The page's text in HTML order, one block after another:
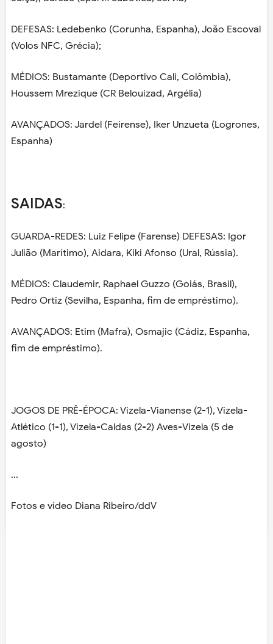
DEFESAS: Ledebenko (Corunha, Espanha), João Escoval
(Volos NFC, Grécia);
MÉDIOS: Bustamante (Deportivo Cali, Colômbia),
Houssem Mrezique (CR Belouizad, Argélia)
AVANÇADOS: Jardel (Feirense), Iker Unzueta (Logrones,
Espanha)
SAIDAS:
GUARDA-REDES: Luiz Felipe (Farense) DEFESAS: Igor
Julião (Marítimo), Aidara, Kiki Afonso (Ural, Rússia).
MÉDIOS: Claudemir, Raphael Guzzo (Goiás, Brasil),
Pedro Ortiz (Sevilha, Espanha, fim de empréstimo).
AVANÇADOS: Etim (Mafra), Osmajic (Cádiz, Espanha,
fim de empréstimo).
JOGOS DE PRÊ-ÉPOCA: Vizela-Vianense (2-1), Vizela-
Atlético (1-1), Vizela-Caldas (2-2) Aves-Vizela (5 de
agosto)
...
Fotos e vídeo Diana Ribeiro/ddV